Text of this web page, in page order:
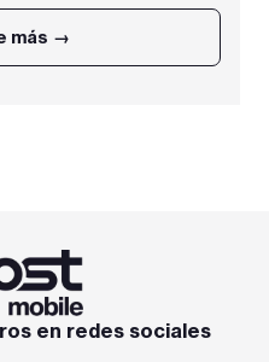
más →
en redes sociales